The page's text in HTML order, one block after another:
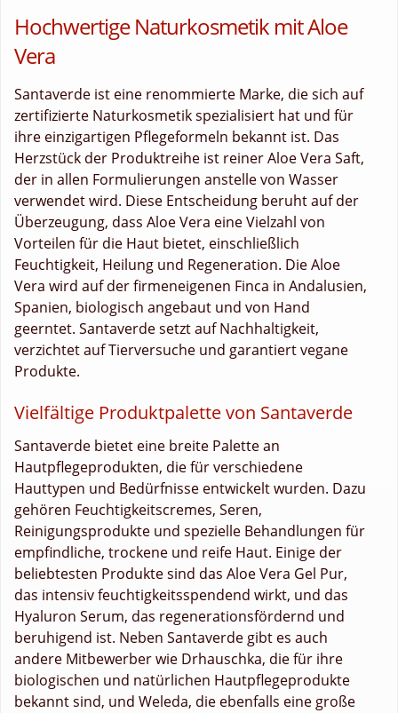
Hochwertige Naturkosmetik mit Aloe
Vera
Santaverde ist eine renommierte Marke, die sich auf
zertifizierte Naturkosmetik spezialisiert hat und für
ihre einzigartigen Pflegeformeln bekannt ist. Das
Herzstück der Produktreihe ist reiner Aloe Vera Saft,
der in allen Formulierungen anstelle von Wasser
verwendet wird. Diese Entscheidung beruht auf der
Überzeugung, dass Aloe Vera eine Vielzahl von
Vorteilen für die Haut bietet, einschließlich
Feuchtigkeit, Heilung und Regeneration. Die Aloe
Vera wird auf der firmeneigenen Finca in Andalusien,
Spanien, biologisch angebaut und von Hand
geerntet. Santaverde setzt auf Nachhaltigkeit,
verzichtet auf Tierversuche und garantiert vegane
Produkte.
Vielfältige Produktpalette von Santaverde
Santaverde bietet eine breite Palette an
Hautpflegeprodukten, die für verschiedene
Hauttypen und Bedürfnisse entwickelt wurden. Dazu
gehören Feuchtigkeitscremes, Seren,
Reinigungsprodukte und spezielle Behandlungen für
empfindliche, trockene und reife Haut. Einige der
beliebtesten Produkte sind das Aloe Vera Gel Pur,
das intensiv feuchtigkeitsspendend wirkt, und das
Hyaluron Serum, das regenerationsfördernd und
beruhigend ist. Neben Santaverde gibt es auch
andere Mitbewerber wie Drhauschka, die für ihre
biologischen und natürlichen Hautpflegeprodukte
bekannt sind, und Weleda, die ebenfalls eine große